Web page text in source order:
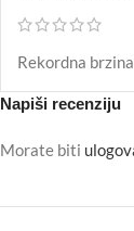
Rekordna
Napiši recenziju
Morate biti